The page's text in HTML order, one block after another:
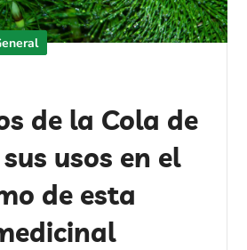
de la Cola de
usos en el
de esta